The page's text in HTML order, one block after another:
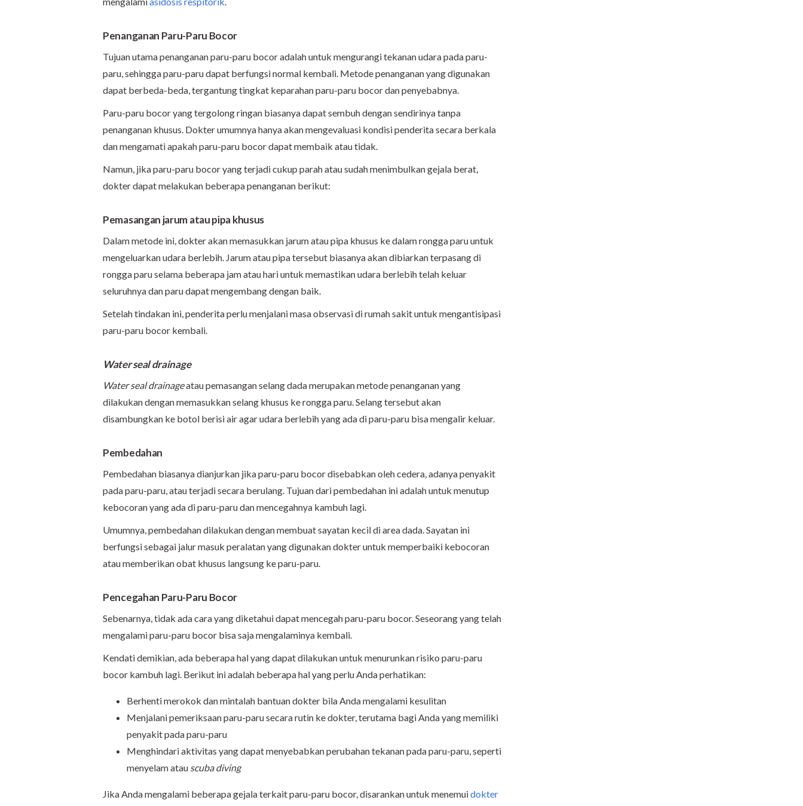
Penanganan Paru-Paru Bocor
Tujuan utama penanganan paru-paru bocor adalah untuk mengurangi tekanan udara pada paru-
paru, sehingga paru-paru dapat berfungsi normal kembali. Metode penanganan yang digunakan
dapat berbeda-beda, tergantung tingkat keparahan paru-paru bocor dan penyebabnya.
Paru-paru bocor yang tergolong ringan biasanya dapat sembuh dengan sendirinya tanpa
penanganan khusus. Dokter umumnya hanya akan mengevaluasi kondisi penderita secara berkala
dan mengamati apakah paru-paru bocor dapat membaik atau tidak.
Namun, jika paru-paru bocor yang terjadi cukup parah atau sudah menimbulkan gejala berat,
dokter dapat melakukan beberapa penanganan berikut:
Pemasangan jarum atau pipa khusus
Dalam metode ini, dokter akan memasukkan jarum atau pipa khusus ke dalam rongga paru untuk
mengeluarkan udara berlebih. Jarum atau pipa tersebut biasanya akan dibiarkan terpasang di
rongga paru selama beberapa jam atau hari untuk memastikan udara berlebih telah keluar
seluruhnya dan paru dapat mengembang dengan baik.
Setelah tindakan ini, penderita perlu menjalani masa observasi di rumah sakit untuk mengantisipasi
paru-paru bocor kembali.
Water seal drainage
Water seal drainageatau pemasangan selang dada merupakan metode penanganan yang
dilakukan dengan memasukkan selang khusus ke rongga paru. Selang tersebut akan
disambungkan ke botol berisi air agar udara berlebih yang ada di paru-paru bisa mengalir keluar.
Pembedahan
Pembedahan biasanya dianjurkan jika paru-paru bocor disebabkan oleh cedera, adanya penyakit
pada paru-paru, atau terjadi secara berulang. Tujuan dari pembedahan ini adalah untuk menutup
kebocoran yang ada di paru-paru dan mencegahnya kambuh lagi.
Umumnya, pembedahan dilakukan dengan membuat sayatan kecil di area dada. Sayatan ini
berfungsi sebagai jalur masuk peralatan yang digunakan dokter untuk memperbaiki kebocoran
atau memberikan obat khusus langsung ke paru-paru.
Pencegahan Paru-Paru Bocor
Sebenarnya, tidak ada cara yang diketahui dapat mencegah paru-paru bocor. Seseorang yang telah
mengalami paru-paru bocor bisa saja mengalaminya kembali.
Kendati demikian, ada beberapa hal yang dapat dilakukan untuk menurunkan risiko paru-paru
bocor kambuh lagi. Berikut ini adalah beberapa hal yang perlu Anda perhatikan:
Berhenti merokok dan mintalah bantuan dokter bila Anda mengalami kesulitan
Menjalani pemeriksaan paru-paru secara rutin ke dokter, terutama bagi Anda yang memiliki
penyakit pada paru-paru
Menghindari aktivitas yang dapat menyebabkan perubahan tekanan pada paru-paru, seperti
menyelam atau scuba diving
Jika Anda mengalami beberapa gejala terkait paru-paru bocor, disarankan untuk menemuidokter